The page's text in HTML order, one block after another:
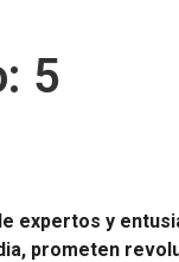
5
expertos y
prometen